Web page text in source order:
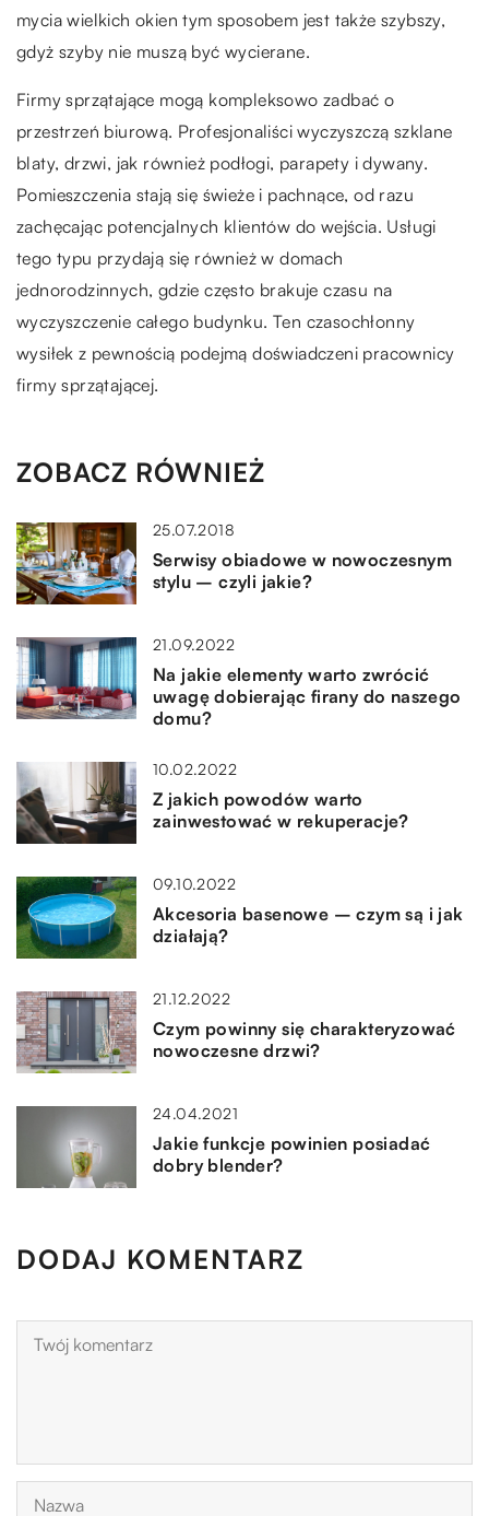
mycia wielkich okien tym sposobem jest także szybszy,
gdyż szyby nie muszą być wycierane.
Firmy sprzątające mogą kompleksowo zadbać o
przestrzeń biurową. Profesjonaliści wyczyszczą szklane
blaty, drzwi, jak również podłogi, parapety i dywany.
Pomieszczenia stają się świeże i pachnące, od razu
zachęcając potencjalnych klientów do wejścia. Usługi
tego typu przydają się również w domach
jednorodzinnych, gdzie często brakuje czasu na
wyczyszczenie całego budynku. Ten czasochłonny
wysiłek z pewnością podejmą doświadczeni pracownicy
firmy sprzątającej.
ZOBACZ RÓWNIEŻ
25.07.2018
Serwisy obiadowe w nowoczesnym
stylu – czyli jakie?
21.09.2022
Na jakie elementy warto zwrócić
uwagę dobierając firany do naszego
domu?
10.02.2022
Z jakich powodów warto
zainwestować w rekuperacje?
09.10.2022
Akcesoria basenowe – czym są i jak
działają?
21.12.2022
Czym powinny się charakteryzować
nowoczesne drzwi?
24.04.2021
Jakie funkcje powinien posiadać
dobry blender?
DODAJ KOMENTARZ